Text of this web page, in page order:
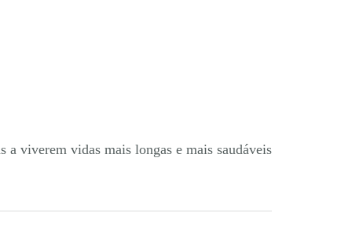
a viverem vidas mais longas e mais saudáveis